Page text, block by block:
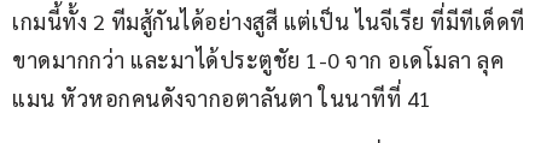
เกมนี้ทั้ง 2 ทีมสู้กันได้อย่างสูสี แต่เป็น ไนจีเรีย ที่มีทีเด็ดที
ขาดมากกว่า และมาได้ประตูชัย 1-0 จาก อเดโมลา ลุค
แมน หัวหอกคนดังจากอตาลันตา ในนาทีที่ 41